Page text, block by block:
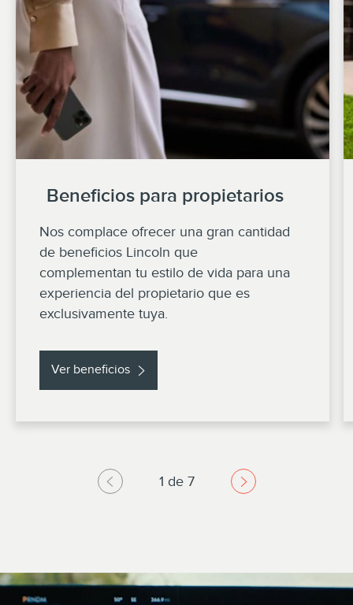
Beneficios para propietarios
Nos complace ofrecer una gran cantidad
de beneficios Lincoln que
complementan tu estilo de vida para una
experiencia del propietario que es
exclusivamente tuya.
Ver beneficios
1 de 7